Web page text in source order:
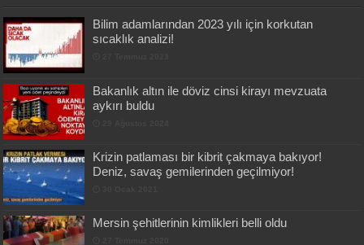
Bilim adamlarından 2023 yılı için korkutan
sıcaklık analizi!
Bakanlık altın ile döviz cinsi kirayı mevzuata
aykırı buldu
Krizin patlaması bir kibrit çakmaya bakıyor!
Deniz, savaş gemilerinden geçilmiyor!
Mersin şehitlerinin kimlikleri belli oldu